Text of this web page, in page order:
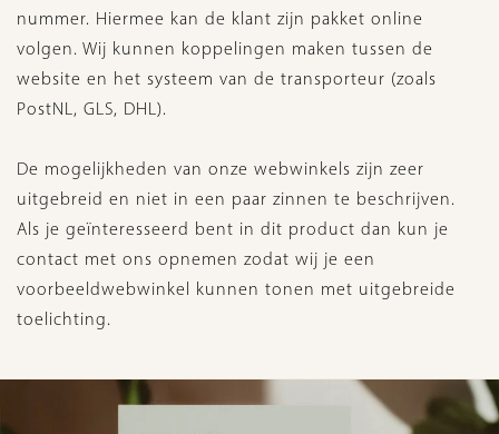
nummer. Hiermee kan de klant zijn pakket online
volgen. Wij kunnen koppelingen maken tussen de
website en het systeem van de transporteur (zoals
PostNL, GLS, DHL).
De mogelijkheden van onze webwinkels zijn zeer
uitgebreid en niet in een paar zinnen te beschrijven.
Als je geïnteresseerd bent in dit product dan kun je
contact met ons opnemen zodat wij je een
voorbeeldwebwinkel kunnen tonen met uitgebreide
toelichting.